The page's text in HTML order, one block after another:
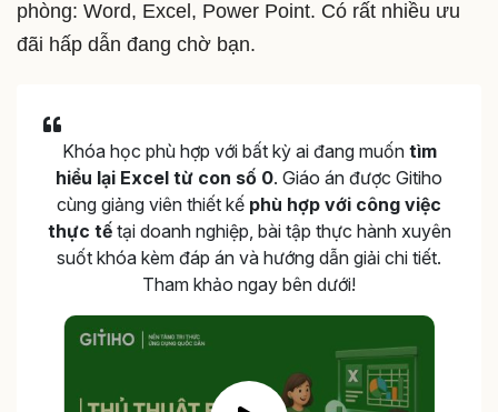
phòng: Word, Excel, Power Point. Có rất nhiều ưu
đãi hấp dẫn đang chờ bạn.
Khóa học phù hợp với bất kỳ ai đang muốn tìm
hiểu lại Excel từ con số 0. Giáo án được Gitiho
cùng giảng viên thiết kế phù hợp với công việc
thực tếtại doanh nghiệp, bài tập thực hành xuyên
suốt khóa kèm đáp án và hướng dẫn giải chi tiết.
Tham khảo ngay bên dưới!